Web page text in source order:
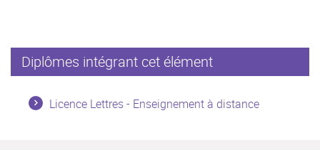
Diplômes intégrant cet élément
Licence Lettres - Enseignement à distance